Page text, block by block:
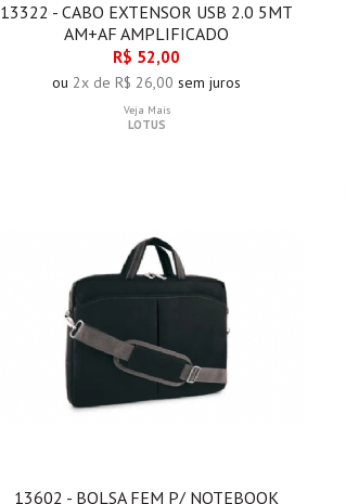
13322 - CABO EXTENSOR USB 2.0 5MT
AM+AF AMPLIFICADO
R$ 52,00
ou 2x de R$ 26,00 sem juros
Veja Mais
LOTUS
13602 - BOLSA FEM P/ NOTEBOOK